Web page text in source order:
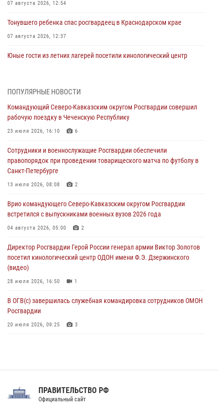
07 августа 2026, 12:54
Тонувшего ребенка спас росгвардеец в Краснодарском крае
07 августа 2026, 12:37
Юные гости из летних лагерей посетили кинологический центр
выпуска «Легенды армии с Александром Маршалом»
07 августа 2026, 12:00
ветераны военной контрразведки почтили память Николая
Кузнецова
07 августа 2026, 12:00
Смольного собора в Санкт-Петербурге (видео)
07 августа 2026, 11:34
взрывобезопасности
ПОПУЛЯРНЫЕ НОВОСТИ
Командующий Северо-Кавказским округом Росгвардии совершил
рабочую поездку в Чеченскую Республику
23 июля 2026, 16:10 6
Сотрудники и военнослужащие Росгвардии обеспечили
правопорядок при проведении товарищеского матча по футболу в
Санкт-Петербурге
13 июля 2026, 08:08 2
Врио командующего Северо-Кавказским округом Росгвардии
встретился с выпускниками военных вузов 2026 года
04 августа 2026, 05:00 2
Директор Росгвардии Герой России генерал армии Виктор Золотов
посетил кинологический центр ОДОН имени Ф.Э. Дзержинского
(видео)
28 июля 2026, 16:50 1
В ОГВ(с) завершилась служебная командировка сотрудников ОМОН
Росгвардии
20 июля 2026, 09:25 3
Праздник «Один день с Росгвардией» к 105-летию Центрального
ПРАВИТЕЛЬСТВО РФ
Официальный сайт